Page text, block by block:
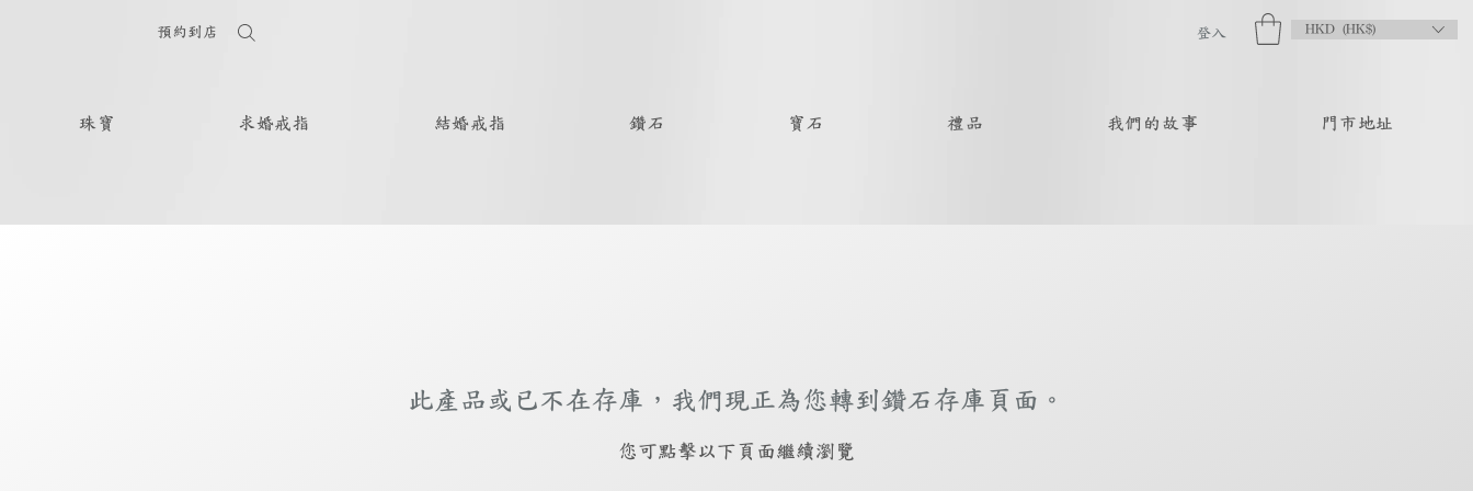
預約到店 登入 HKD (HK$)
珠寶 求婚戒指 結婚戒指 鑽石 寶石 禮品 我們的故事 門市地址
此產品或已不在存庫，我們現正為您轉到鑽石存庫頁面。
​您可點擊以下頁面繼續瀏覽